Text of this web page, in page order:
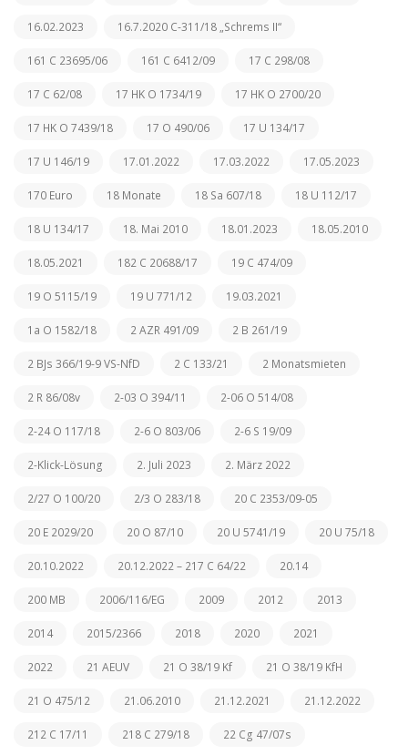
16.02.2023 16.7.2020 C-311/18 „Schrems II“
161 C 23695/06 161 C 6412/09 17 C 298/08
17 C 62/08 17 HK O 1734/19 17 HK O 2700/20
17 HK O 7439/18 17 O 490/06 17 U 134/17
17 U 146/19 17.01.2022 17.03.2022 17.05.2023
170 Euro 18 Monate 18 Sa 607/18 18 U 112/17
18 U 134/17 18. Mai 2010 18.01.2023 18.05.2010
18.05.2021 182 C 20688/17 19 C 474/09
19 O 5115/19 19 U 771/12 19.03.2021
1a O 1582/18 2 AZR 491/09 2 B 261/19
2 BJs 366/19-9 VS-NfD 2 C 133/21 2 Monatsmieten
2 R 86/08v 2-03 O 394/11 2-06 O 514/08
2-24 O 117/18 2-6 O 803/06 2-6 S 19/09
2-Klick-Lösung 2. Juli 2023 2. März 2022
2/27 O 100/20 2/3 O 283/18 20 C 2353/09-05
20 E 2029/20 20 O 87/10 20 U 5741/19 20 U 75/18
20.10.2022 20.12.2022 – 217 C 64/22 20.14
200 MB 2006/116/EG 2009 2012 2013
2014 2015/2366 2018 2020 2021
2022 21 AEUV 21 O 38/19 Kf 21 O 38/19 KfH
21 O 475/12 21.06.2010 21.12.2021 21.12.2022
212 C 17/11 218 C 279/18 22 Cg 47/07s